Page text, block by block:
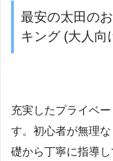
最安の太田の
キング (大人
充実したプライベ
す。初心者が無理
礎から丁寧に指導し